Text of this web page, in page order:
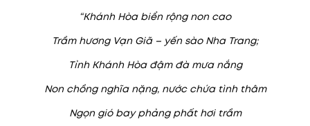
“Khánh Hòa biển rộng non cao
Trầm hương Vạn Giã – yến sào Nha Trang;
Tỉnh Khánh Hòa đậm đà mưa nắng
Non chồng nghĩa nặng, nước chứa tình thâm
Ngọn gió bay phảng phất hơi trầm